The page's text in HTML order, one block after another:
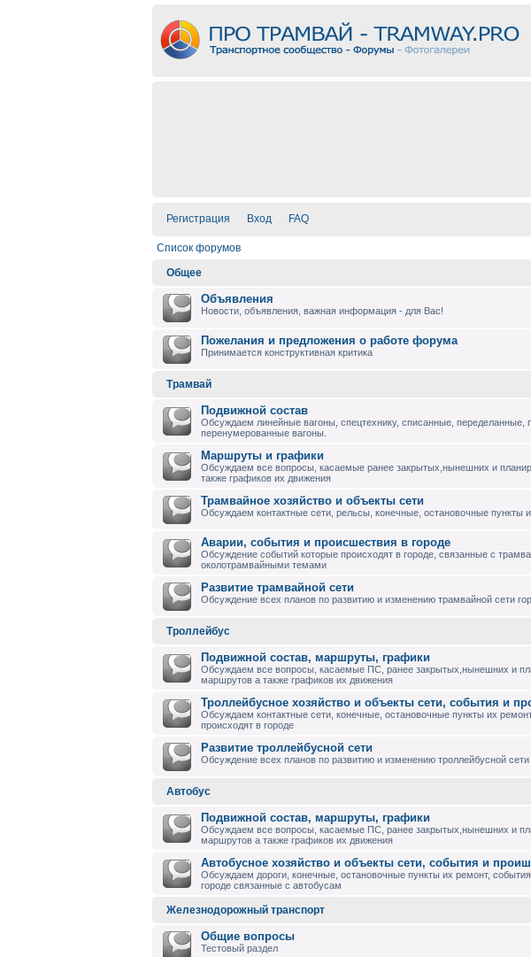
Регистрация Вход FAQ
Список форумов
Общее
Объявления
Новости, объявления, важная информация - для Вас!
Пожелания и предложения о работе форума
Принимается конструктивная критика
Трамвай
Подвижной состав
Обсуждаем линейные вагоны, спецтехнику, списанные, переделанные,
перенумерованные вагоны.
Маршруты и графики
Обсуждаем все вопросы, касаемые ранее закрытых,нынешних и
также графиков их движения
Трамвайное хозяйство и объекты сети
Обсуждаем контактные сети, рельсы, конечные, остановочные пункты
Аварии, события и происшествия в городе
Обсуждение событий которые происходят в городе, связанные с
околотрамвайными темами
Развитие трамвайной сети
Обсуждение всех планов по развитию и изменению трамвайной сети
Троллейбус
Подвижной состав, маршруты, графики
Обсуждаем все вопросы, касаемые ПС, ранее закрытых,нынешних и
маршрутов а также графиков их движения
Троллейбусное хозяйство и объекты сети, события и
Обсуждаем контактные сети, конечные, остановочные пункты их
происходят в городе
Развитие троллейбусной сети
Обсуждение всех планов по развитию и изменению троллейбусной сети
Автобус
Подвижной состав, маршруты, графики
Обсуждаем все вопросы, касаемые ПС, ранее закрытых,нынешних и
маршрутов а также графиков их движения
Автобусное хозяйство и объекты сети, события и
Обсуждаем дороги, конечные, остановочные пункты их ремонт,
городе связанные с автобусам
Железнодорожный транспорт
Общие вопросы
Тестовый раздел